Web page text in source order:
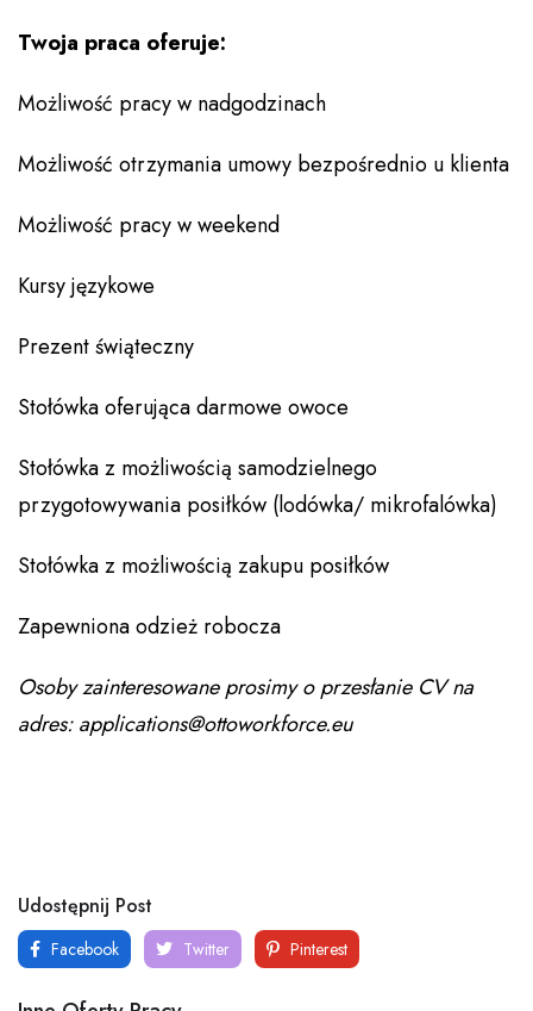
Twoja praca oferuje:
Możliwość pracy w nadgodzinach
Możliwość otrzymania umowy bezpośrednio u klienta
Możliwość pracy w weekend
Kursy językowe
Prezent świąteczny
Stołówka oferująca darmowe owoce
Stołówka z możliwością samodzielnego
przygotowywania posiłków (lodówka/ mikrofalówka)
Stołówka z możliwością zakupu posiłków
Zapewniona odzież robocza
Osoby zainteresowane prosimy o przesłanie CV na
adres: applications@ottoworkforce.eu
Udostępnij Post
Facebook Twitter Pinterest